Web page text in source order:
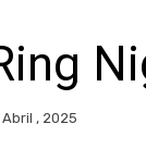
Abril , 2025